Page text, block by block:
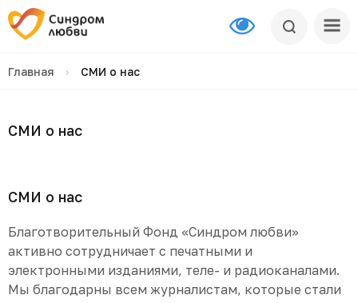
Главная › СМИ о нас
СМИ о нас
СМИ о нас
Благотворительный Фонд «Синдром любви»
активно сотрудничает с печатными и
электронными изданиями, теле- и радиоканалами.
Мы благодарны всем журналистам, которые стали